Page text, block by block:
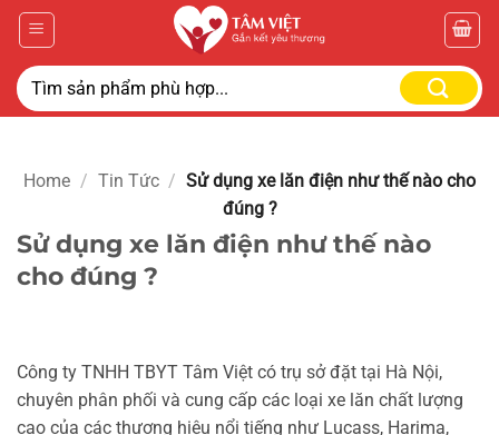
Home / Tin Tức / Sử dụng xe lăn điện như thế nào cho
đúng ?
Sử dụng xe lăn điện như thế nào
cho đúng ?
Công ty TNHH TBYT Tâm Việt có trụ sở đặt tại Hà Nội,
chuyên phân phối và cung cấp các loại xe lăn chất lượng
cao của các thương hiệu nổi tiếng như Lucass, Harima,